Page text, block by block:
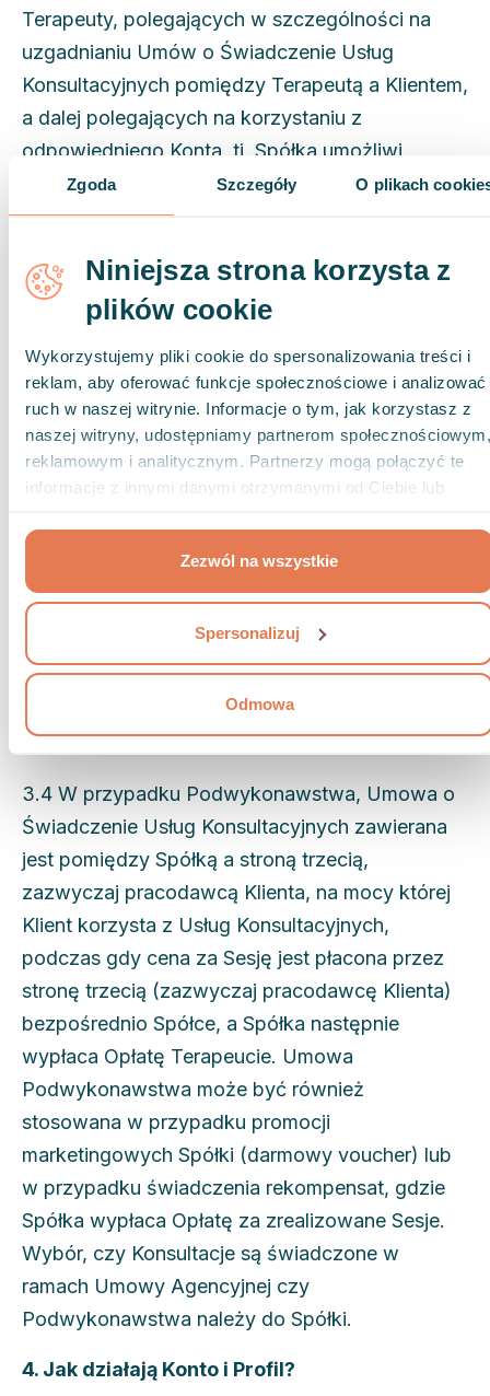
Zgoda Szczegóły O plikach
Niniejsza strona korzysta z
plików cookie
Wykorzystujemy pliki cookie do spersonalizowania treści i
reklam, aby oferować funkcje społecznościowe i analizować
ruch w naszej witrynie. Informacje o tym, jak korzystasz z
naszej witryny, udostępniamy partnerom społecznościowym,
reklamowym i analitycznym. Partnerzy mogą połączyć te
informacje z innymi danymi otrzymanymi od Ciebie lub
Zezwól na wszystkie
Spersonalizuj
Odmowa
Terapeuty, polegających w szczególności na
uzgadnianiu Umów o Świadczenie Usług
Konsultacyjnych pomiędzy Terapeutą a Klientem,
a dalej polegających na korzystaniu z
odpowiedniego Konta, tj. Spółka umożliwi
Terapeucie korzystanie z Platformy w celu
oferowania Konsultacji i swoich usług Klientom,
i ewentualnie innych treści.
3.2 W przypadku Umowy, Umowa o
Świadczenie Usług Konsultacyjnych zawierana
jest pomiędzy Klientem a Terapeutą. Między
Klientami a Spółką nie powstaje żaden stosunek
umowny poprzez zamówienie Usług
Konsultacyjnych i zawarcie Umowy o
Świadczenie Usług Konsultacyjnych.
3.3 Spółka zorganizuje otrzymywanie od
Klientów płatności za Zrealizowane Sesje.
Otrzymane płatności będą przekazywane
Terapeutom za określony okres rozliczeniowy i
na warunkach określonych w niniejszych
Ogólnych Warunkach lub Umowie.
3.4 W przypadku Podwykonawstwa, Umowa o
Świadczenie Usług Konsultacyjnych zawierana
jest pomiędzy Spółką a stroną trzecią,
zazwyczaj pracodawcą Klienta, na mocy której
Klient korzysta z Usług Konsultacyjnych,
podczas gdy cena za Sesję jest płacona przez
stronę trzecią (zazwyczaj pracodawcę Klienta)
bezpośrednio Spółce, a Spółka następnie
wypłaca Opłatę Terapeucie. Umowa
Podwykonawstwa może być również
stosowana w przypadku promocji
marketingowych Spółki (darmowy voucher) lub
w przypadku świadczenia rekompensat, gdzie
Spółka wypłaca Opłatę za zrealizowane Sesje.
Wybór, czy Konsultacje są świadczone w
ramach Umowy Agencyjnej czy
Podwykonawstwa należy do Spółki.
4. Jak działają Konto i Profil?